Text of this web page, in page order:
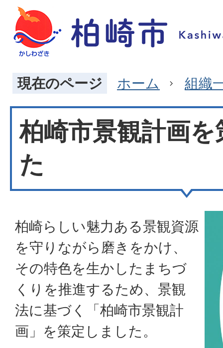
現在のページ ホーム 組織
柏崎市景観計画
た
柏崎らしい魅力ある景観資源
を守りながら磨きをかけ、
その特色を生かしたまちづ
くりを推進するため、景観
法に基づく「柏崎市景観計
画」を策定しました。